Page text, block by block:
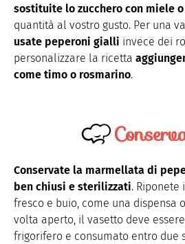
sostituite lo zucchero con miele
quantità al vostro gusto. Per una
usate peperoni gialli invece dei
personalizzare la ricetta
come timo o rosmarino.
Conservate la marmellata di
ben chiusi e sterilizzati. Riponete
fresco e buio, come una dispensa
volta aperto, il vasetto deve
frigorifero e consumato entro due